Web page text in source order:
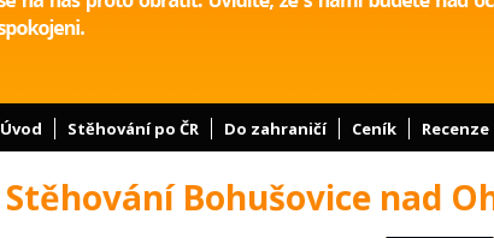
Úvod Stěhování po ČR Do zahraničí Ceník Recenze
Stěhování Bohušovice nad